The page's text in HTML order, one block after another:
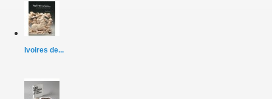
Ivoires de...